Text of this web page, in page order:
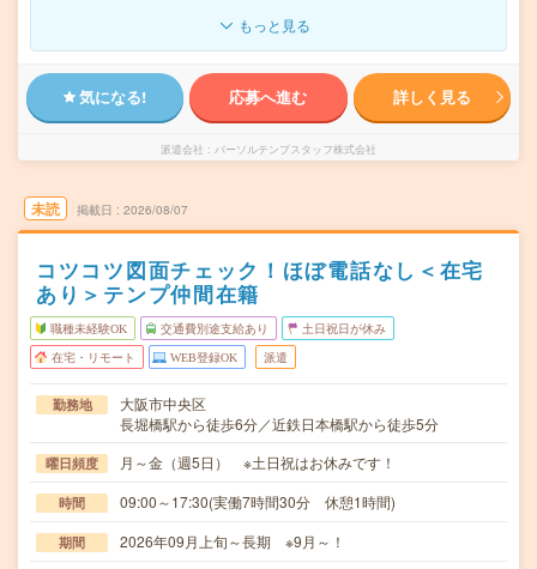
もっと見る
気になる! 応募へ進む 詳しく見る
派遣会社 パーソルテンプスタッフ株式会社
未読 掲載日 2026/08/07
コツコツ図面チェック！ほぼ電話なし＜在宅
あり＞テンプ仲間在籍
職種未経験OK 交通費別途支給あり 土日祝日が休み
在宅・リモート WEB登録OK 派遣
勤務地
大阪市中央区
長堀橋駅から徒歩6分／近鉄日本橋駅から徒歩5分
曜日頻度 月～金（週5日） ※土日祝はお休みです！
時間 09:00～17:30(実働7時間30分 休憩1時間)
期間 2026年09月上旬～長期 ※9月～！